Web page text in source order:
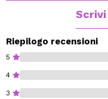
Scrivi
Riepilogo recensioni
5
4
3